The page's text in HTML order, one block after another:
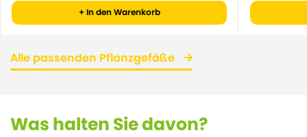
+ In den Warenkorb
Alle passenden Pflanzgefäße
Was halten Sie davon?